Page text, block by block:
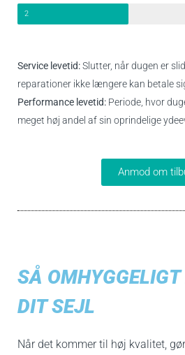
2
Service levetid:Slutter, når dugen er
reparationer ikke længere kan betale
Performance levetid: Periode, hvor
meget høj andel af sin oprindelige
Anmod om
SÅ
DIT SEJL
Når det kommer til høj kvalitet,